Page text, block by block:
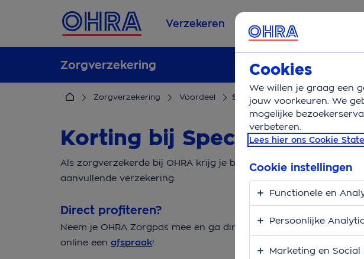
Verzekeren Service & Contact
Zorgverzekering
Zorgverzekering Voordeel Specsavers
Korting bij Specsavers
Als zorgverzekerde bij OHRA krijg je bij Specsavers extra
aanvullende verzekering.
Direct profiteren?
Neem je OHRA Zorgpas mee en ga direct naar dedichtstbijzijnde
online een afspraak!
Cookies
We willen je graag een
jouw voorkeuren. We
mogelijke
verbeteren.
Lees hier ons Cookie
Cookie instellingen
Functionele en
Persoonlijke
Marketing en Social